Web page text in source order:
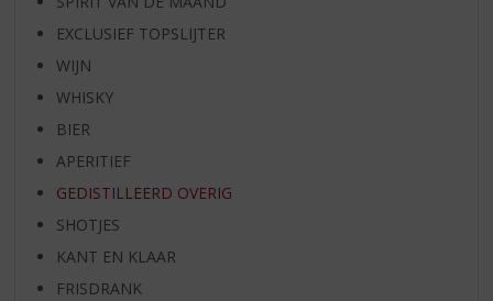
EXCLUSIEF TOPSLIJTER
WIJN
WHISKY
BIER
APERITIEF
GEDISTILLEERD OVERIG
SHOTJES
KANT EN KLAAR
FRISDRANK